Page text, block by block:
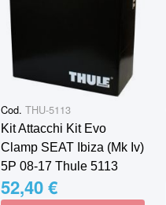
Cod. THU-5113
Kit Attacchi Kit Evo
Clamp SEAT Ibiza (Mk Iv)
5P 08-17 Thule 5113
52,40 €